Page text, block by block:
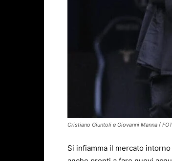
Cristiano Giuntoli e Giovanni Manna (
Si infiamma il mercato intorno